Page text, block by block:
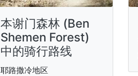
本谢门森林 (Ben
Shemen Forest)
中的骑行路线
耶路撒冷地区